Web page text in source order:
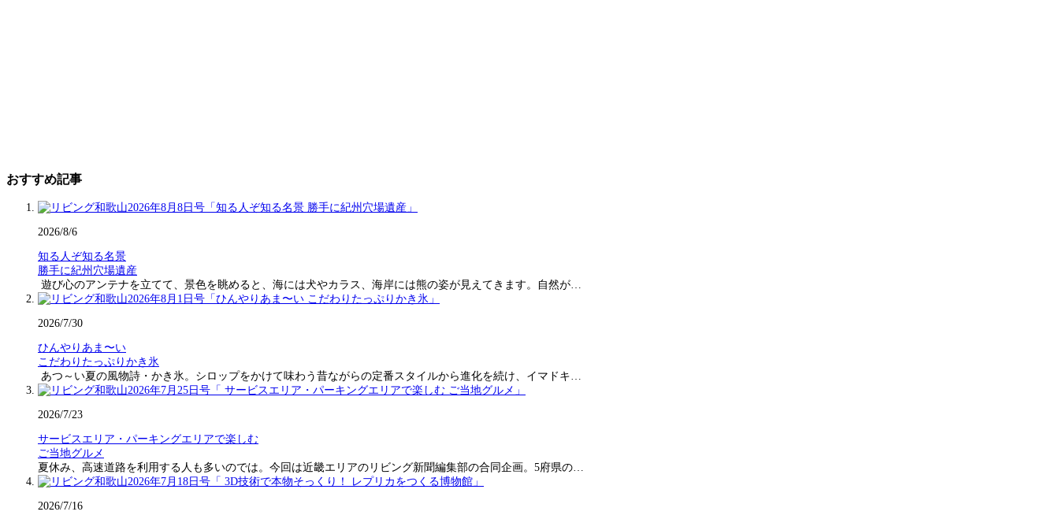
おすすめ記事
2026/8/6
知る人ぞ知る名景
勝手に紀州穴場遺産
遊び心のアンテナを立てて、景色を眺めると、海には犬やカラス、海岸には熊の姿が見えてきます。自然が…
2026/7/30
ひんやりあま〜い
こだわりたっぷりかき氷
あつ～い夏の風物詩・かき氷。シロップをかけて味わう昔ながらの定番スタイルから進化を続け、イマドキ…
2026/7/23
サービスエリア・パーキングエリアで楽しむ
ご当地グルメ
夏休み、高速道路を利用する人も多いのでは。今回は近畿エリアのリビング新聞編集部の合同企画。5府県の…
2026/7/16